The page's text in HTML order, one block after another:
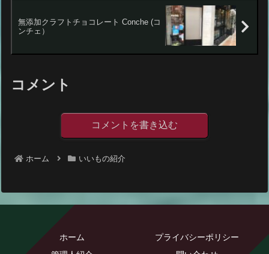
無添加クラフトチョコレート Conche (コ
ンチェ）
コメント
コメントを書き込む
ホーム いいもの紹介
ホーム
プライバシーポリシー